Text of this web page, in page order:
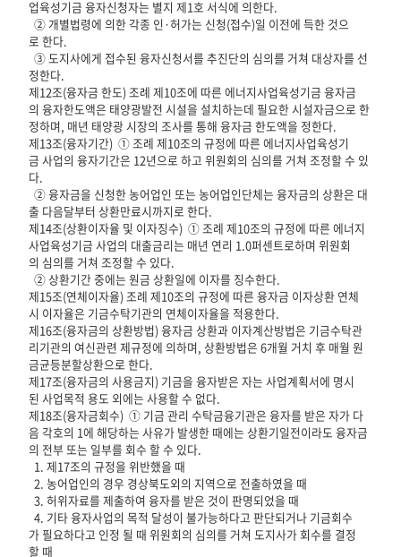
업육성기금 융자신청자는 별지 제1호 서식에 의한다.
② 개별법령에 의한 각종 인·허가는 신청(접수)일 이전에 득한 것으
로 한다.
③ 도지사에게 접수된 융자신청서를 추진단의 심의를 거쳐 대상자를 선
정한다.
제12조(융자금 한도) 조례 제10조에 따른 에너지사업육성기금 융자금
의 융자한도액은 태양광발전 시설을 설치하는데 필요한 시설자금으로 한
정하며, 매년 태양광 시장의 조사를 통해 융자금 한도액을 정한다.
제13조(융자기간) ① 조례 제10조의 규정에 따른 에너지사업육성기
금 사업의 융자기간은 12년으로 하고 위원회의 심의를 거쳐 조정할 수 있
다.
② 융자금을 신청한 농어업인 또는 농어업인단체는 융자금의 상환은 대
출 다음달부터 상환만료시까지로 한다.
제14조(상환이자율 및 이자징수) ① 조례 제10조의 규정에 따른 에너지
사업육성기금 사업의 대출금리는 매년 연리 1.0퍼센트로하며 위원회
의 심의를 거쳐 조정할 수 있다.
② 상환기간 중에는 원금 상환일에 이자를 징수한다.
제15조(연체이자율) 조례 제10조의 규정에 따른 융자금 이자상환 연체
시 이자율은 기금수탁기관의 연체이자율을 적용한다.
제16조(융자금의 상환방법) 융자금 상환과 이자계산방법은 기금수탁관
리기관의 여신관련 제규정에 의하며, 상환방법은 6개월 거치 후 매월 원
금균등분할상환으로 한다.
제17조(융자금의 사용금지) 기금을 융자받은 자는 사업계획서에 명시
된 사업목적 용도 외에는 사용할 수 없다.
제18조(융자금회수) ① 기금 관리 수탁금융기관은 융자를 받은 자가 다
음 각호의 1에 해당하는 사유가 발생한 때에는 상환기일전이라도 융자금
의 전부 또는 일부를 회수 할 수 있다.
1. 제17조의 규정을 위반했을 때
2. 농어업인의 경우 경상북도외의 지역으로 전출하였을 때
3. 허위자료를 제출하여 융자를 받은 것이 판명되었을 때
4. 기타 융자사업의 목적 달성이 불가능하다고 판단되거나 기금회수
가 필요하다고 인정 될 때 위원회의 심의를 거쳐 도지사가 회수를 결정
할 때